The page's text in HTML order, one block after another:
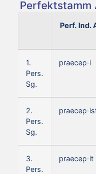
Perfektstamm
Perf. Ind.
1.
Pers.
Sg.
praecep‑i
2.
Pers.
Sg.
3.
Pers.
praecep‑it